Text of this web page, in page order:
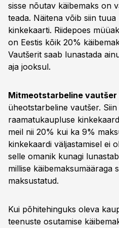
sisse nõutav käibemaks on
teada. Näitena võib siin
kinkekaarti. Riidepoes
on Eestis kõik 20%
Vautšerit saab lunastada
aja jooksul.
Mitmeotstarbeline vautšer
üheotstarbeline vautšer.
raamatukaupluse
meil nii 20% kui ka 9%
kinkekaardi väljastamisel ei
selle omanik kunagi
millise käibemaksumääraga
maksustatud.
Kui põhitehinguks oleva
teenuste osutamise